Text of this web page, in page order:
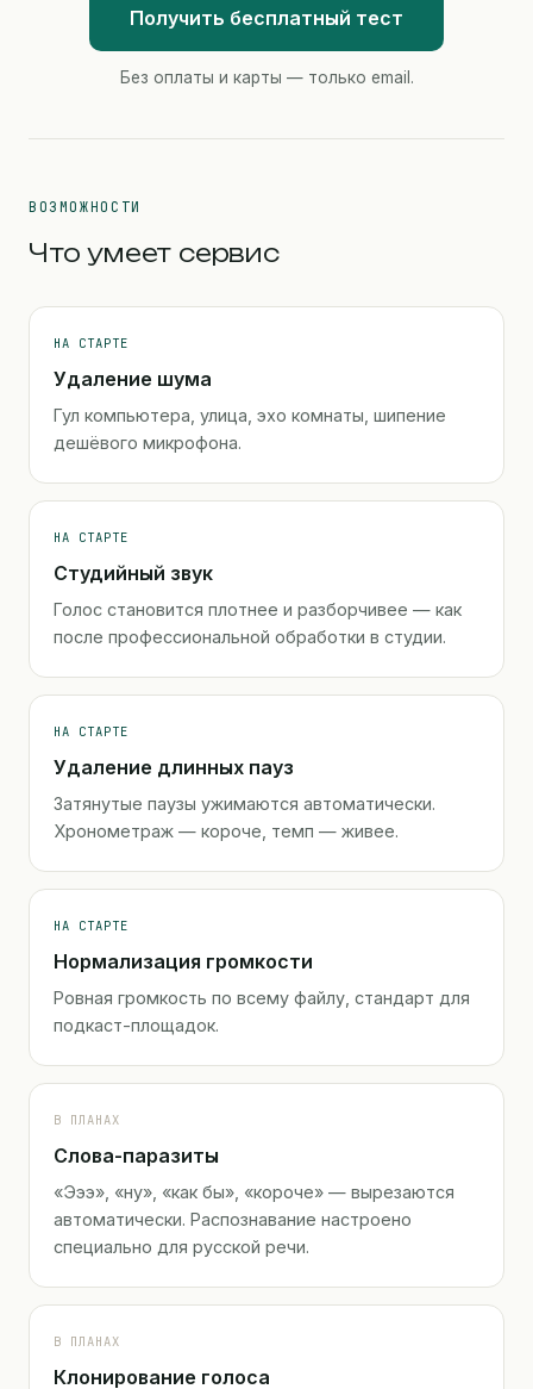
Получить бесплатный тест
Без оплаты и карты — только email.
ВОЗМОЖНОСТИ
Что умеет сервис
НА СТАРТЕ
Удаление шума
Гул компьютера, улица, эхо комнаты, шипение
дешёвого микрофона.
НА СТАРТЕ
Студийный звук
Голос становится плотнее и разборчивее — как
после профессиональной обработки в студии.
НА СТАРТЕ
Удаление длинных пауз
Затянутые паузы ужимаются автоматически.
Хронометраж — короче, темп — живее.
НА СТАРТЕ
Нормализация громкости
Ровная громкость по всему файлу, стандарт для
подкаст-площадок.
В ПЛАНАХ
Слова-паразиты
«Эээ», «ну», «как бы», «короче» — вырезаются
автоматически. Распознавание настроено
специально для русской речи.
В ПЛАНАХ
Клонирование голоса